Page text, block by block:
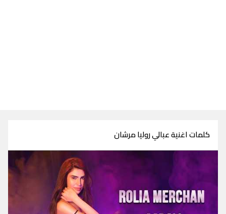
كلمات اغنية عبالي روليا مرشان